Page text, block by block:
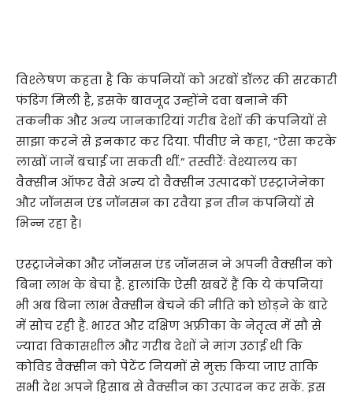
विश्लेषण कहता है कि कंपनियों को अरबों डॉलर की सरकारी
फंडिंग मिली है, इसके बावजूद उन्होंने दवा बनाने की
तकनीक और अन्य जानकारियां गरीब देशों की कंपनियों से
साझा करने से इनकार कर दिया. पीवीए ने कहा, “ऐसा करके
लाखों जानें बचाई जा सकती थीं.” तस्वीरेंः वेश्यालय का
वैक्सीन ऑफर वैसे अन्य दो वैक्सीन उत्पादकों एस्ट्राजेनेका
और जॉनसन एंड जॉनसन का रवैया इन तीन कंपनियों से
भिन्न रहा है।
एस्ट्राजेनेका और जॉनसन एंड जॉनसन ने अपनी वैक्सीन को
बिना लाभ के बेचा है. हालांकि ऐसी खबरें हैं कि ये कंपनियां
भी अब बिना लाभ वैक्सीन बेचने की नीति को छोड़ने के बारे
में सोच रही हैं. भारत और दक्षिण अफ्रीका के नेतृत्व में सौ से
ज्यादा विकासशील और गरीब देशों ने मांग उठाई थी कि
कोविड वैक्सीन को पेटेंट नियमों से मुक्त किया जाए ताकि
सभी देश अपने हिसाब से वैक्सीन का उत्पादन कर सकें. इस